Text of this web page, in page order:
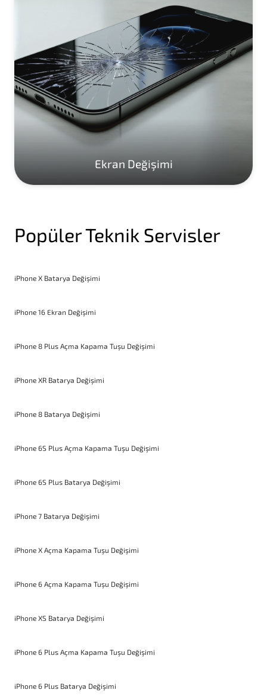
Ekran Değişimi
Popüler Teknik Servisler
iPhone X Batarya Değişimi
iPhone 16 Ekran Değişimi
iPhone 8 Plus Açma Kapama Tuşu Değişimi
iPhone XR Batarya Değişimi
iPhone 8 Batarya Değişimi
iPhone 6S Plus Açma Kapama Tuşu Değişimi
iPhone 6S Plus Batarya Değişimi
iPhone 7 Batarya Değişimi
iPhone X Açma Kapama Tuşu Değişimi
iPhone 6 Açma Kapama Tuşu Değişimi
iPhone XS Batarya Değişimi
iPhone 6 Plus Açma Kapama Tuşu Değişimi
iPhone 6 Plus Batarya Değişimi